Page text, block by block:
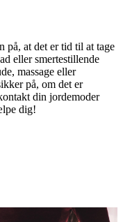
på, at det er tid til at tage
eller smertestillende
massage eller
på, om det er
din jordemoder
dig!